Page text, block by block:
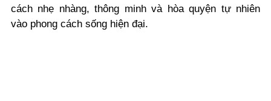
cách nhẹ nhàng, thông minh và hòa quyện tự nhiên
vào phong cách sống hiện đại.